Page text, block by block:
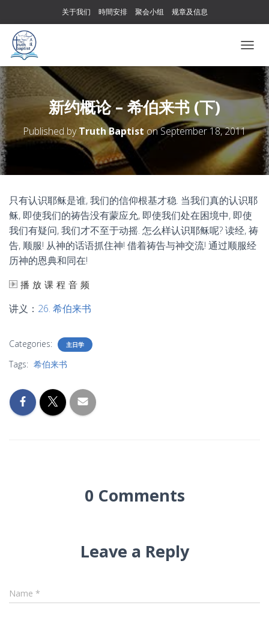
关于我们 時間安排 聚会小组 规章及信息
O
G
L
N
A
V
I
I
O
N
新约概论 – 希伯来书 (下)
Published byTruth Baptist onSeptember 18, 2011
只有认识耶稣是谁, 我们的信仰根基才稳. 当我们真的认识耶
稣, 即使我们的祷告没有蒙应允, 即使我们处在困境中, 即使
我们有疑问, 我们才不至于动摇. 怎么样认识耶稣呢? 读经, 祷
告, 顺服! 从神的话语抓住神! 借着祷告与神交流! 通过顺服经
历神的恩典和同在!
播放课程音频
讲义： 26. 希伯来书
Categories: 主日学
Tags: 希伯来书
0 Comments
Leave a Reply
Name *